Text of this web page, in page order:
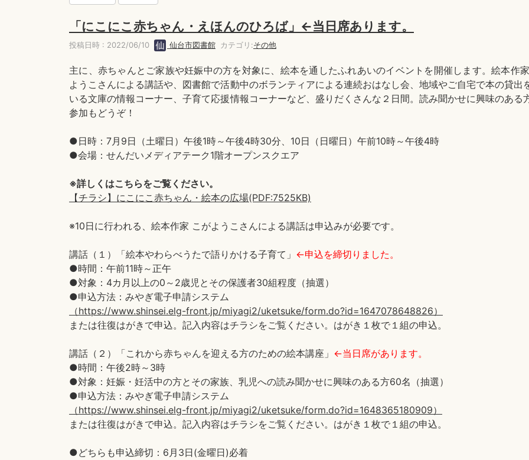
「にこにこ赤ちゃん・えほんのひろば」←当日席あります。
投稿日時 : 2022/06/10 仙台市図書館 カテゴリ:その他
主に、赤ちゃんとご家族や妊娠中の方を対象に、絵本を通したふれあいのイベントを開催します。絵本作
ようこさんによる講話や、図書館で活動中のボランティアによる連続おはなし会、地域やご自宅で本の貸出
いる文庫の情報コーナー、子育て応援情報コーナーなど、盛りだくさんな２日間。読み聞かせに興味のある
参加もどうぞ！
●日時：7月9日（土曜日）午後1時～午後4時30分、10日（日曜日）午前10時～午後4時
●会場：せんだいメディアテーク1階オープンスクエア
※詳しくはこちらをご覧ください。
【チラシ】にこにこ赤ちゃん・絵本の広場(PDF:7525KB)
※10日に行われる、絵本作家 こがようこさんによる講話は申込みが必要です。
講話（１）「絵本やわらべうたで語りかける子育て」 ←申込を締切りました。
●時間：午前11時～正午
●対象：4カ月以上の0～2歳児とその保護者30組程度（抽選）
●申込方法：みやぎ電子申請システム
（https://www.shinsei.elg-front.jp/miyagi2/uketsuke/form.do?id=1647078648826）
または往復はがきで申込。記入内容はチラシをご覧ください。はがき１枚で１組の申込。
講話（２）「これから赤ちゃんを迎える方のための絵本講座」 ←当日席があります。
●時間：午後2時～3時
●対象：妊娠・妊活中の方とその家族、乳児への読み聞かせに興味のある方60名（抽選）
●申込方法：みやぎ電子申請システム
（https://www.shinsei.elg-front.jp/miyagi2/uketsuke/form.do?id=1648365180909）
または往復はがきで申込。記入内容はチラシをご覧ください。はがき１枚で１組の申込。
●どちらも申込締切：6月3日(金曜日)必着